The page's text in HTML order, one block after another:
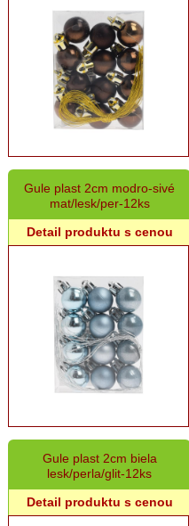
Gule plast 2cm modro-sivé
mat/lesk/per-12ks
Detail produktu s cenou
Gule plast 2cm biela
lesk/perla/glit-12ks
Detail produktu s cenou